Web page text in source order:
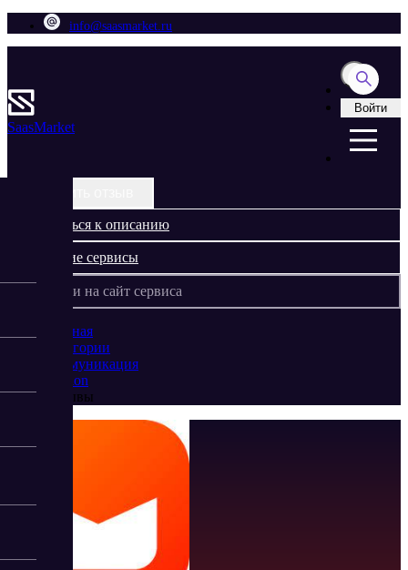
info@saasmarket.ru
SaasMarket
Войти
Вернуться к описанию
Похожие сервисы
Перейти на сайт сервиса
Главная
Категории
Коммуникация
Mailion
Отзывы